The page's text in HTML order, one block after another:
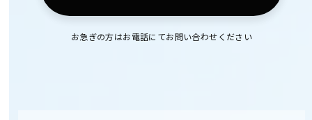
お急ぎの方はお電話にてお問い合わせください